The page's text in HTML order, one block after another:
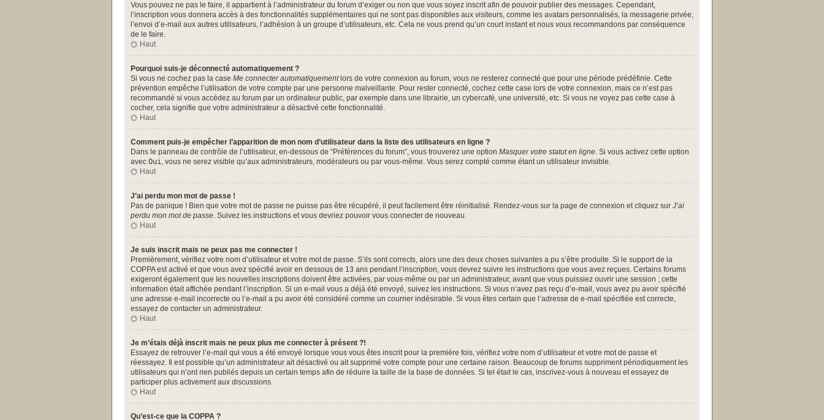
Vous pouvez ne pas le faire, il appartient à l’administrateur du forum d’exiger ou non que vous soyez inscrit afin de pouvoir publier des messages. Cependant,
l’inscription vous donnera accès à des fonctionnalités supplémentaires qui ne sont pas disponibles aux visiteurs, comme les avatars personnalisés, la messagerie privée,
l’envoi d’e-mail aux autres utilisateurs, l’adhésion à un groupe d’utilisateurs, etc. Cela ne vous prend qu’un court instant et nous vous recommandons par conséquence
de le faire.
Haut
Pourquoi suis-je déconnecté automatiquement ?
Si vous ne cochez pas la case Me connecter automatiquementlors de votre connexion au forum, vous ne resterez connecté que pour une période prédéfinie. Cette
prévention empêche l’utilisation de votre compte par une personne malveillante. Pour rester connecté, cochez cette case lors de votre connexion, mais ce n’est pas
recommandé si vous accédez au forum par un ordinateur public, par exemple dans une librairie, un cybercafé, une université, etc. Si vous ne voyez pas cette case à
cocher, cela signifie que votre administrateur a désactivé cette fonctionnalité.
Haut
Comment puis-je empêcher l’apparition de mon nom d’utilisateur dans la liste des utilisateurs en ligne ?
Dans le panneau de contrôle de l’utilisateur, en-dessous de “Préférences du forum”, vous trouverez une option Masquer votre statut en ligne. Si vous activez cette option
avec Oui, vous ne serez visible qu’aux administrateurs, modérateurs ou par vous-même. Vous serez compté comme étant un utilisateur invisible.
Haut
J’ai perdu mon mot de passe !
Pas de panique ! Bien que votre mot de passe ne puisse pas être récupéré, il peut facilement être réinitialisé. Rendez-vous sur la page de connexion et cliquez sur J’ai
perdu mon mot de passe. Suivez les instructions et vous devriez pouvoir vous connecter de nouveau.
Haut
Je suis inscrit mais ne peux pas me connecter !
Premièrement, vérifiez votre nom d’utilisateur et votre mot de passe. S’ils sont corrects, alors une des deux choses suivantes a pu s’être produite. Si le support de la
COPPA est activé et que vous avez spécifié avoir en dessous de 13 ans pendant l’inscription, vous devrez suivre les instructions que vous avez reçues. Certains forums
exigeront également que les nouvelles inscriptions doivent être activées, par vous-même ou par un administrateur, avant que vous puissiez ouvrir une session ; cette
information était affichée pendant l’inscription. Si un e-mail vous a déjà été envoyé, suivez les instructions. Si vous n’avez pas reçu d’e-mail, vous avez pu avoir spécifié
une adresse e-mail incorrecte ou l’e-mail a pu avoir été considéré comme un courrier indésirable. Si vous êtes certain que l’adresse de e-mail spécifiée est correcte,
essayez de contacter un administrateur.
Haut
Je m’étais déjà inscrit mais ne peux plus me connecter à présent ?!
Essayez de retrouver l’e-mail qui vous a été envoyé lorsque vous vous êtes inscrit pour la première fois, vérifiez votre nom d’utilisateur et votre mot de passe et
réessayez. Il est possible qu’un administrateur ait désactivé ou ait supprimé votre compte pour une certaine raison. Beaucoup de forums suppriment périodiquement les
utilisateurs qui n’ont rien publiés depuis un certain temps afin de réduire la taille de la base de données. Si tel était le cas, inscrivez-vous à nouveau et essayez de
participer plus activement aux discussions.
Haut
Qu’est-ce que la COPPA ?